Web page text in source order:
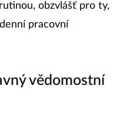
obzvlášť pro ty,
pracovní
vědomostní